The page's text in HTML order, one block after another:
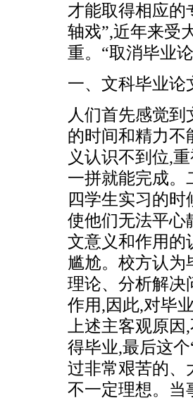
才能取得相应的
轴戏”,近年来受
重。“取消毕业
一、文科毕业论
人们首先感觉
的时间和精力不
义认识不到位,
一拼就能完成。
四学生实习的
使他们无法平心
文意义和作用的
尴尬。校方认为
理论、分析解决
作用,因此,对毕
上述主客观原
得毕业,最后这
过非常艰苦的、
不一定理想。当